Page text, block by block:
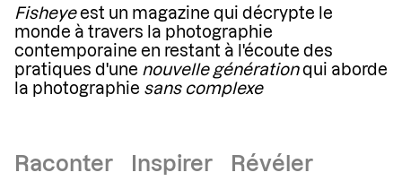
Fisheyeest un magazine qui décrypte le
monde à travers la photographie
contemporaine en restant à l'écoute des
pratiques d'une nouvelle générationqui aborde
la photographie sans complexe
Raconter Inspirer Révéler